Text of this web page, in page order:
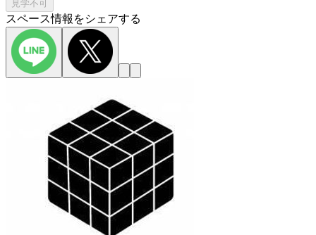
見学不可
スペース情報をシェアする